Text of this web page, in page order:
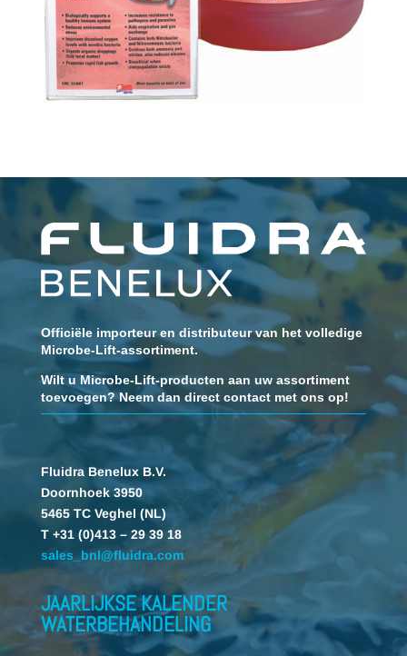
Officiële importeur en distributeur van het volledige
Microbe-Lift-assortiment.
Wilt u Microbe-Lift-producten aan uw assortiment
toevoegen? Neem dan direct contact met ons op!
Fluidra Benelux B.V.
Doornhoek 3950
5465 TC Veghel (NL)
T +31 (0)413 – 29 39 18
sales_bnl@fluidra.com
JAARLIJKSE KALENDER
WATERBEHANDELING